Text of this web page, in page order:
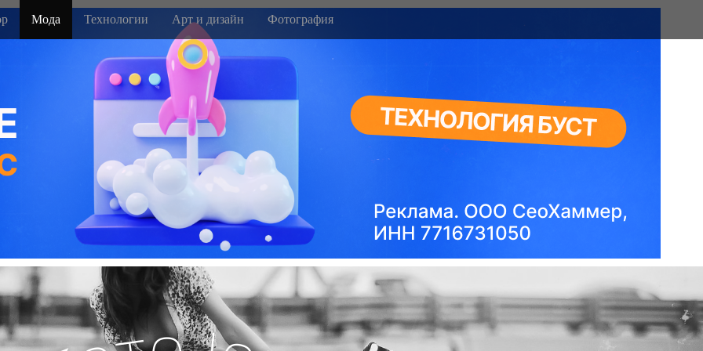
Мода Технологии Арт и дизайн Фотография